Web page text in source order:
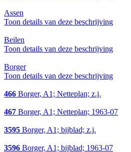
Assen
Toon details van deze beschrijving
Beilen
Toon details van deze beschrijving
Borger
Toon details van deze beschrijving
466 Borger, A1; Netteplan; z.j.
467 Borger, A1; Netteplan; 1963-07
3595 Borger, A1; bijblad; z.j.
3596 Borger, A1; bijblad; 1963-07